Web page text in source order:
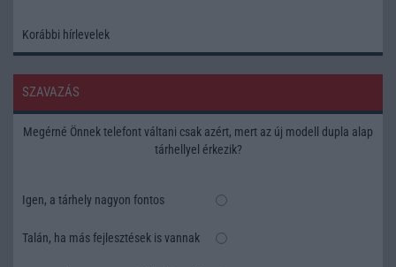
Korábbi hírlevelek
SZAVAZÁS
Megérné Önnek telefont váltani csak azért, mert az új modell dupla alap
tárhellyel érkezik?
Igen, a tárhely nagyon fontos
Talán, ha más fejlesztések is vannak